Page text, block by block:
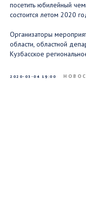
посетить юбилейный
состоится летом 2020
Организаторы
области, областной
Кузбасское
2020-03-04 19:00